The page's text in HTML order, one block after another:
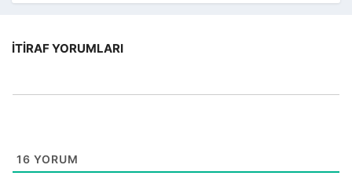
İTIRAF YORUMLARI
16 YORUM